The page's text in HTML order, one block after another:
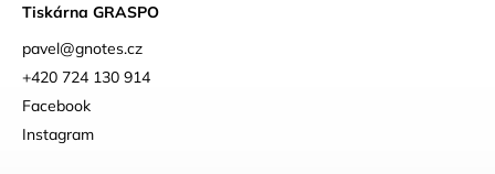
Tiskárna GRASPO
pavel@gnotes.cz
+420 724 130 914
Facebook
Instagram